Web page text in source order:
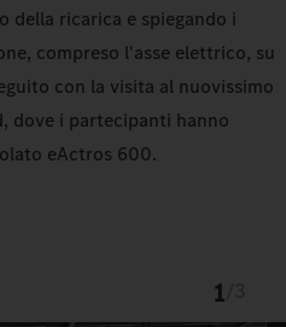
ricarica e spiegando i
compreso l'asse elettrico, su
con la visita al nuovissimo
dove i partecipanti hanno
eActros 600.
1